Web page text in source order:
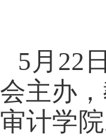
5 月 22
会主办
审计学